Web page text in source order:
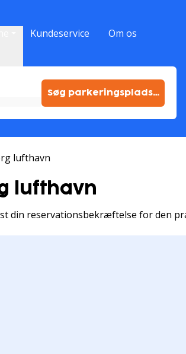
Kundeservice Om os
Søg parkeringspladser
lufthavn
lufthavn
din reservationsbekræftelse for den